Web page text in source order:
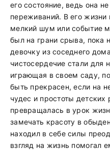
его состояние, ведь она
переживаний. В его
мелкий шум или событие
был на грани срыва, пока
девочку из соседнего
чистосердечие стали для
играющая в своем саду,
быть прекрасен, если на
чудес и простоты
превращалась в урок
замечать красоту в
находил в себе силы
взгляд на жизнь помогал